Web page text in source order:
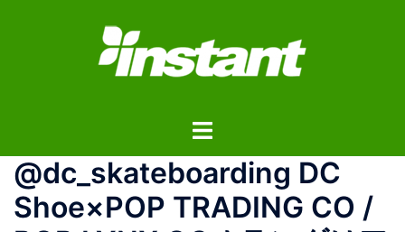
ス
ト
ル
メ
ニ
@dc_skateboarding DC
Shoe×POP TRADING CO /